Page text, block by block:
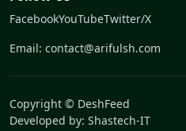
FacebookYouTubeTwitter/X
Email: contact@arifulsh.com
Copyright © DeshFeed
Developed by: Shastech-IT